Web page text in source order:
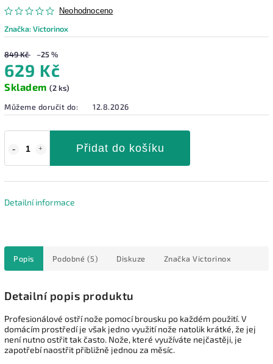
Neohodnoceno
Značka:Victorinox
849 Kč –25 %
629 Kč
Skladem (2 ks)
Můžeme doručit do:
12.8.2026
Přidat do košíku
Detailní informace
Popis Podobné (5) Diskuze Značka Victorinox
Detailní popis produktu
Profesionálové ostří nože pomocí brousku po každém použití. V
domácím prostředí je však jedno využití nože natolik krátké, že jej
není nutno ostřit tak často. Nože, které využíváte nejčastěji, je
zapotřebí naostřit přibližně jednou za měsíc.